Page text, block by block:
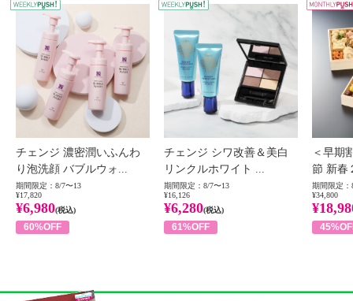
WEEKLY PUSH
チェンジ 濃密潤いふんわ
り泡洗顔 バブルウォ...
期間限定：8/7〜13
¥17,820
¥6,980(税込)
60%OFF
チェンジ シワ改善＆美白
リンクルホワイト ...
期間限定：8/7〜13
¥16,126
¥6,280(税込)
61%OFF
＜早期
節 新春
期間限定：
¥34,800